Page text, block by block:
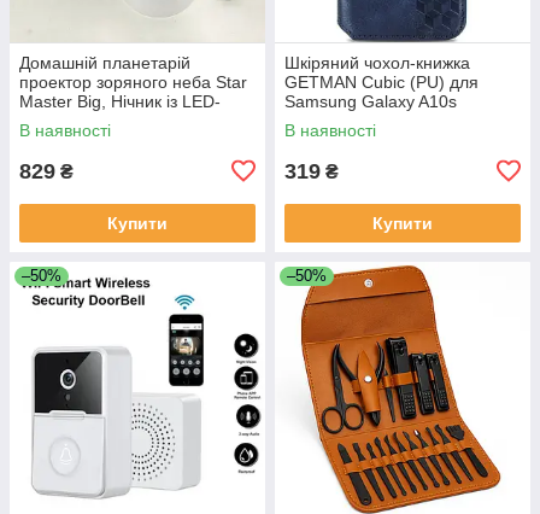
Домашній планетарій
проектор зоряного неба Star
Master Big, Нічник із LED-
підсвічуванням від USB QX-
45
В наявності
829 ₴
Купити
Шкіряний чохол-книжка
GETMAN Cubic (PU) для
Samsung Galaxy A10s
В наявності
319 ₴
Купити
–50% –50%